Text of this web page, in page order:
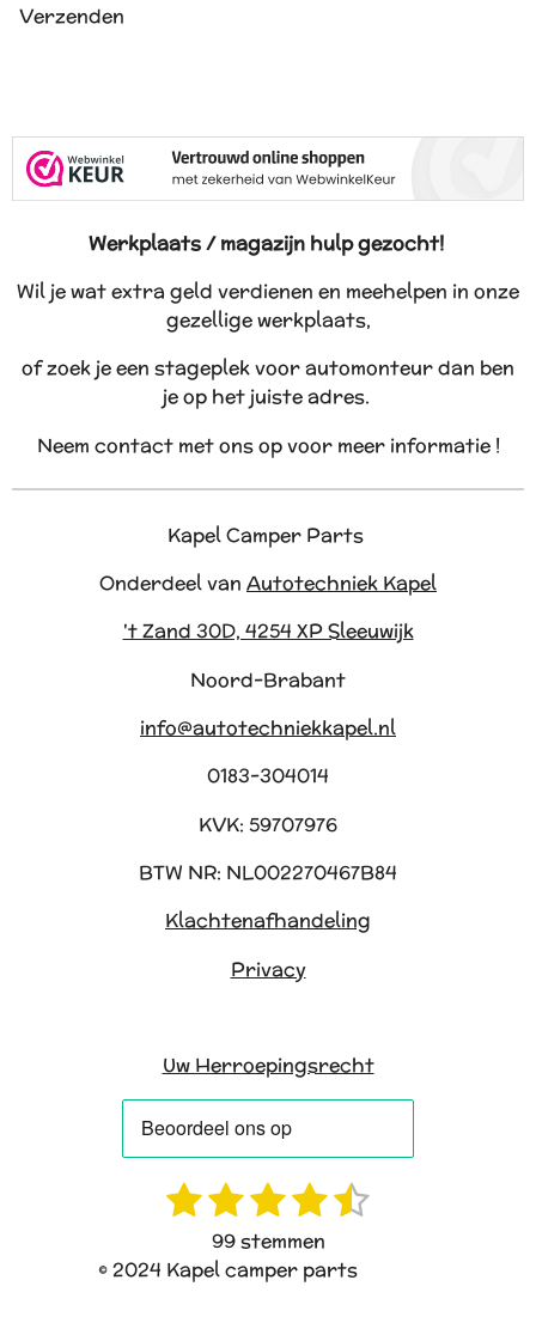
Verzenden
Werkplaats / magazijn hulp gezocht!
Wil je wat extra geld verdienen en meehelpen in onze
gezellige werkplaats,
of zoek je een stageplek voor automonteur dan ben
je op het juiste adres.
Neem contact met ons op voor meer informatie !
Kapel Camper Parts
Onderdeel van Autotechniek Kapel
't Zand 30D, 4254 XP Sleeuwijk
Noord-Brabant
info@autotechniekkapel.nl
0183-304014
KVK: 59707976
BTW NR: NL002270467B84
Klachtenafhandeling
Privacy
Uw Herroepingsrecht
1
t
2
s
t
3
s
t
4
s
t
5
t
99 stemmen
© 2024 Kapel camper parts